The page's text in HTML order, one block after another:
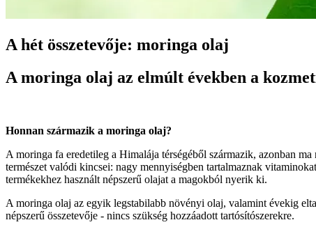
A hét összetevője: moringa olaj
A moringa olaj az elmúlt években a
Honnan származik a moringa olaj?
A moringa fa eredetileg a Himalája térségéből származik, azonban
természet valódi kincsei: nagy mennyiségben tartalmaznak
termékekhez használt népszerű olajat a magokból nyerik ki.
A moringa olaj az egyik legstabilabb növényi olaj, valamint évekig
népszerű összetevője - nincs szükség hozzáadott tartósítószerekre.